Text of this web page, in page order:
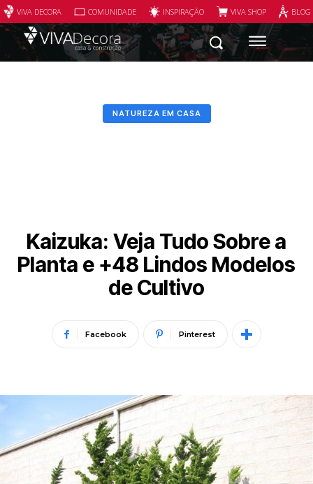
VIVA DECORA COMUNIDADE INSPIRAÇÃO VIVA SHOP
NATUREZA EM CASA
Kaizuka: Veja Tudo Sobre a
Planta e +48 Lindos Modelos
de Cultivo
Facebook Pinterest